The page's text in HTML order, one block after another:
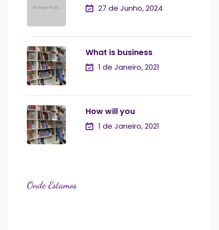
27 de Junho, 2024
What is business
1 de Janeiro, 2021
How will you
1 de Janeiro, 2021
Onde Estamos